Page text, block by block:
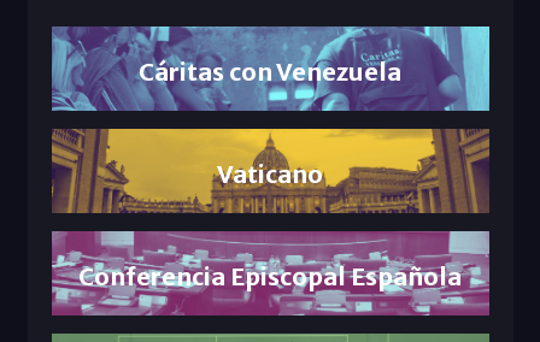
Cáritas con Venezuela
Vaticano
Conferencia Episcopal Española